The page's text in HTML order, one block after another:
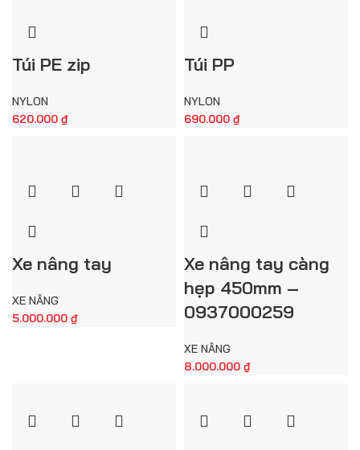
Túi PE zip
NYLON
620.000 ₫
Túi PP
NYLON
690.000 ₫
Xe nâng tay
XE NÂNG
5.000.000 ₫
Xe nâng tay càng
hẹp 450mm –
0937000259
XE NÂNG
8.000.000 ₫